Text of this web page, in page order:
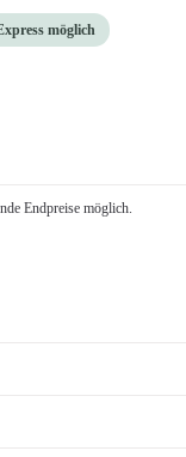
möglich
Endpreise möglich.